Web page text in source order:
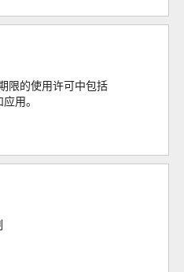
限的使用许可中包括
用。